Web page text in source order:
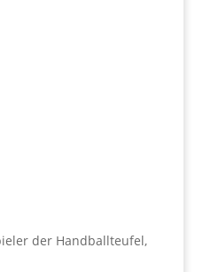
der Handballteufel,